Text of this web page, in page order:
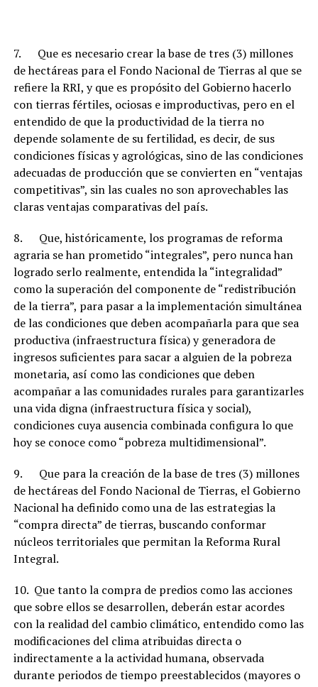
7. Que es necesario crear la base de tres (3) millones
de hectáreas para el Fondo Nacional de Tierras al que se
refiere la RRI, y que es propósito del Gobierno hacerlo
con tierras fértiles, ociosas e improductivas, pero en el
entendido de que la productividad de la tierra no
depende solamente de su fertilidad, es decir, de sus
condiciones físicas y agrológicas, sino de las condiciones
adecuadas de producción que se convierten en “ventajas
competitivas”, sin las cuales no son aprovechables las
claras ventajas comparativas del país.
8. Que, históricamente, los programas de reforma
agraria se han prometido “integrales”, pero nunca han
logrado serlo realmente, entendida la “integralidad”
como la superación del componente de “redistribución
de la tierra”, para pasar a la implementación simultánea
de las condiciones que deben acompañarla para que sea
productiva (infraestructura física) y generadora de
ingresos suficientes para sacar a alguien de la pobreza
monetaria, así como las condiciones que deben
acompañar a las comunidades rurales para garantizarles
una vida digna (infraestructura física y social),
condiciones cuya ausencia combinada configura lo que
hoy se conoce como “pobreza multidimensional”.
9. Que para la creación de la base de tres (3) millones
de hectáreas del Fondo Nacional de Tierras, el Gobierno
Nacional ha definido como una de las estrategias la
“compra directa” de tierras, buscando conformar
núcleos territoriales que permitan la Reforma Rural
Integral.
10. Que tanto la compra de predios como las acciones
que sobre ellos se desarrollen, deberán estar acordes
con la realidad del cambio climático, entendido como las
modificaciones del clima atribuidas directa o
indirectamente a la actividad humana, observada
durante periodos de tiempo preestablecidos (mayores o